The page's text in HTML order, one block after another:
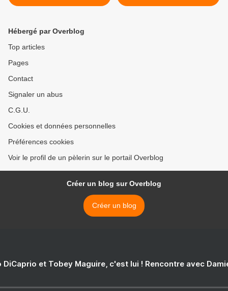
Hébergé par Overblog
Top articles
Pages
Contact
Signaler un abus
C.G.U.
Cookies et données personnelles
Préférences cookies
Voir le profil de un pèlerin sur le portail Overblog
Créer un blog sur Overblog
Créer un blog
DiCaprio et Tobey Maguire, c'est lui ! Rencontre avec